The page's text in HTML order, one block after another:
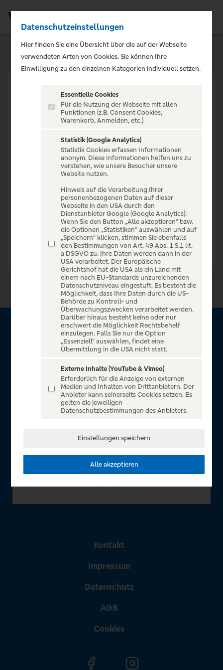
VERANSTALTUNG NICHT
GEFUNDEN
Zur Startseite
Über VR Entertain
für alle Kunden der Volksbanken Raiffeisenbanken. Auf
unserem einzigartigen Portal finden Sie Tickets für
atemberaubende Konzerte, Musicals und Shows, die
Fußball-Bundesliga sowie die Champions League und die
In Zusammenarbeit mit
Kontakt
Impressum
Datenschutz
AGB
Cookies
Datenschutzeinstellungen
Hier finden Sie eine Übersicht über die auf der Webseite
verwendeten Arten von Cookies. Sie können Ihre
Einwilligung zu den einzelnen Kategorien individuell setzen.
Essentielle Cookies
Für die Nutzung der Webseite mit allen
Funktionen (z.B. Consent Cookies,
Warenkorb, Anmelden, etc.)
Statistik (Google Analytics)
Statistik Cookies erfassen Informationen
anonym. Diese Informationen helfen uns zu
verstehen, wie unsere Besucher unsere
Website nutzen.
Hinweis auf die Verarbeitung Ihrer
personenbezogenen Daten auf dieser
Webseite in den USA durch den
Dienstanbieter Google (Google Analytics):
Wenn Sie den Button „Alle akzeptieren“ bzw.
die Optionen „Statistiken“ auswählen und auf
„Speichern“ klicken, stimmen Sie ebenfalls
den Bestimmungen von Art. 49 Abs. 1 S.1 lit.
a DSGVO zu. Ihre Daten werden dann in der
USA verarbeitet. Der Europäische
Gerichtshof hat die USA als ein Land mit
einem nach EU-Standards unzureichenden
Datenschutzniveau eingestuft. Es besteht die
Möglichkeit, dass Ihre Daten durch die US-
Behörde zu Kontroll- und
Überwachungszwecken verarbeitet werden.
Darüber hinaus besteht keine oder nur
erschwert die Möglichkeit Rechtsbehelf
einzulegen. Falls Sie nur die Option
„Essenziell“ auswählen, findet eine
Übermittlung in die USA nicht statt.
Externe Inhalte (YouTube & Vimeo)
Erforderlich für die Anzeige von externen
Medien und Inhalten von Drittanbietern. Der
Anbieter kann seinerseits Cookies setzen. Es
gelten die jeweiligen
Datenschutzbestimmungen des Anbieters.
Einstellungen speichern
Alle akzeptieren